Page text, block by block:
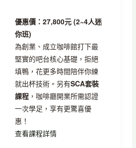
優惠價：27,800元 (2~4人迷
你班)
為創業、成立咖啡館打下最
堅實的吧台核心基礎，拒絕
填鴨，花更多時間陪伴你練
就出杯技術。另有SCA套裝
課程，咖啡廳開業所需認證
一次學足，享有更驚喜優
惠！
查看課程詳情